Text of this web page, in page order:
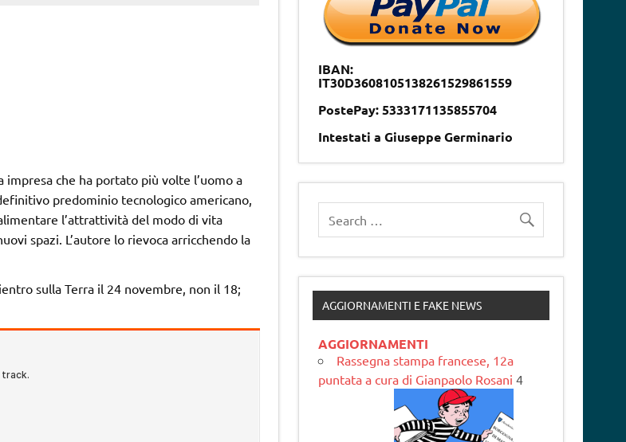
che ha portato più volte l’uomo a
predominio tecnologico americano,
l’attrattività del modo di vita
spazi. L’autore lo rievoca arricchendo la
sulla Terra il 24 novembre, non il 18;
IBAN:
IT30D3608105138261529861559
PostePay: 5333171135855704
Intestati a Giuseppe Germinario
AGGIORNAMENTI E FAKE NEWS
AGGIORNAMENTI
Rassegna stampa francese, 12a
puntata a cura di Gianpaolo Rosani 4